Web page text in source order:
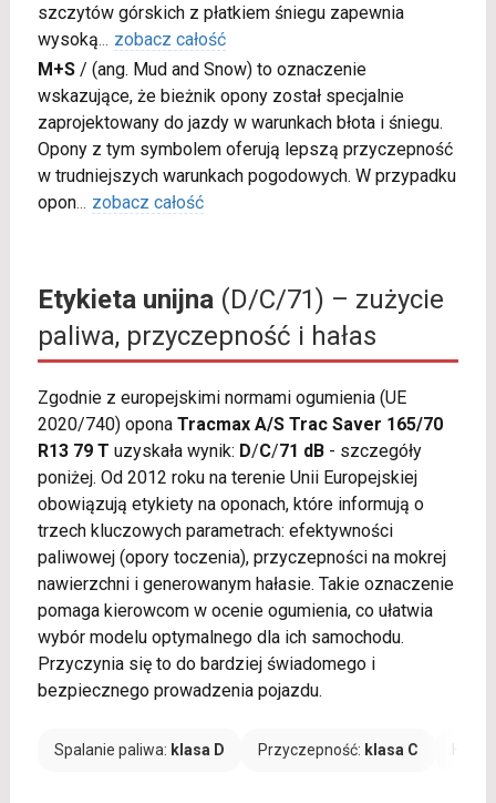
szczytów górskich z płatkiem śniegu zapewnia
wysoką... zobacz całość
M+S/ (ang. Mud and Snow) to oznaczenie
wskazujące, że bieżnik opony został specjalnie
zaprojektowany do jazdy w warunkach błota i śniegu.
Opony z tym symbolem oferują lepszą przyczepność
w trudniejszych warunkach pogodowych. W przypadku
opon... zobacz całość
Etykieta unijna(D/C/71) – zużycie
paliwa, przyczepność i hałas
Zgodnie z europejskimi normami ogumienia (UE
2020/740) opona Tracmax A/S Trac Saver 165/70
R13 79 T uzyskała wynik: D/C/71 dB- szczegóły
poniżej. Od 2012 roku na terenie Unii Europejskiej
obowiązują etykiety na oponach, które informują o
trzech kluczowych parametrach: efektywności
paliwowej (opory toczenia), przyczepności na mokrej
nawierzchni i generowanym hałasie. Takie oznaczenie
pomaga kierowcom w ocenie ogumienia, co ułatwia
wybór modelu optymalnego dla ich samochodu.
Przyczynia się to do bardziej świadomego i
bezpiecznego prowadzenia pojazdu.
Spalanie paliwa: klasa D Przyczepność: klasa C